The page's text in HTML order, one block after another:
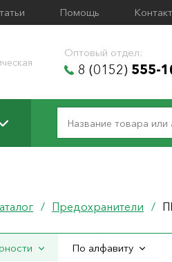
Помощь
Оптовый отдел:
8 (0152) 555-
/ Предохранители /
По алфавиту